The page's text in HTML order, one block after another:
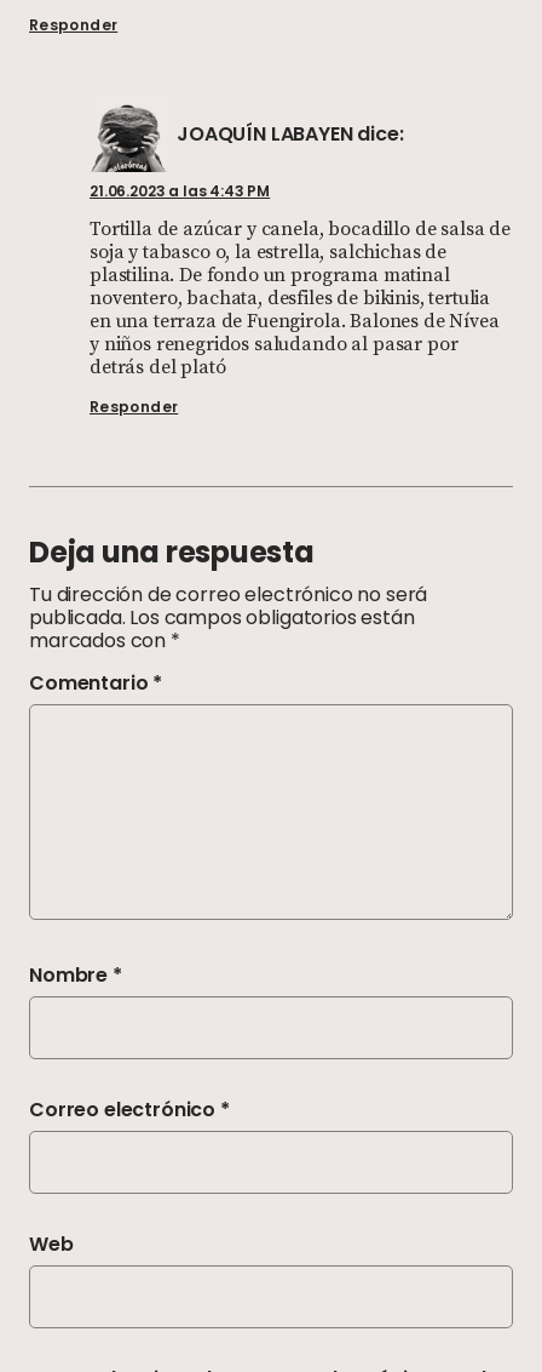
Responder
JOAQUÍN LABAYENdice:
21.06.2023 a las 4:43 PM
Tortilla de azúcar y canela, bocadillo de salsa de
soja y tabasco o, la estrella, salchichas de
plastilina. De fondo un programa matinal
noventero, bachata, desfiles de bikinis, tertulia
en una terraza de Fuengirola. Balones de Nívea
y niños renegridos saludando al pasar por
detrás del plató
Responder
Deja una respuesta
Tu dirección de correo electrónico no será
publicada. Los campos obligatorios están
marcados con *
Comentario *
Nombre *
Correo electrónico *
Web